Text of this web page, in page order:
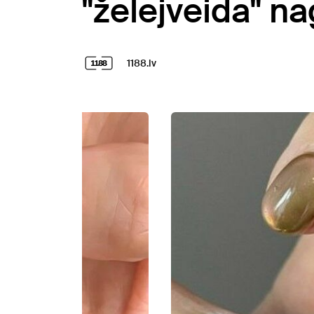
"želejveida"
1188.lv